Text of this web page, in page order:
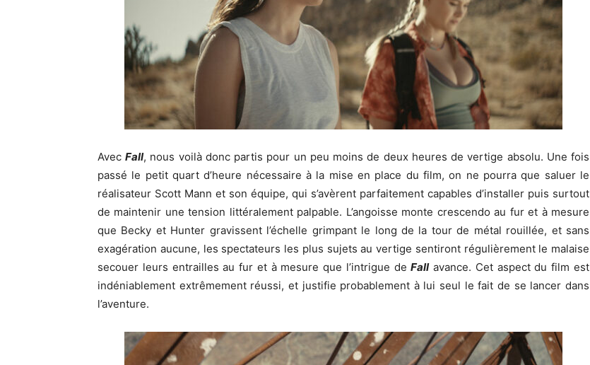
AvecFall, nous voilà donc partis pour un peu moins de deux heures de vertige absolu. Une fois
passé le petit quart d’heure nécessaire à la mise en place du film, on ne pourra que saluer le
réalisateur Scott Mann et son équipe, qui s’avèrent parfaitement capables d’installer puis surtout
de maintenir une tension littéralement palpable. L’angoisse monte crescendo au fur et à mesure
que Becky et Hunter gravissent l’échelle grimpant le long de la tour de métal rouillée, et sans
exagération aucune, les spectateurs les plus sujets au vertige sentiront régulièrement le malaise
secouer leurs entrailles au fur et à mesure que l’intrigue deFallavance. Cet aspect du film est
indéniablement extrêmement réussi, et justifie probablement à lui seul le fait de se lancer dans
l’aventure.